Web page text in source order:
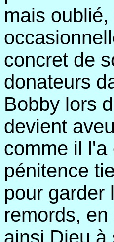
mais
concret de
donateurs
Bobby lors
devient
comme il l'a
pénitence
pour garder
remords,
ainsi Dieu à